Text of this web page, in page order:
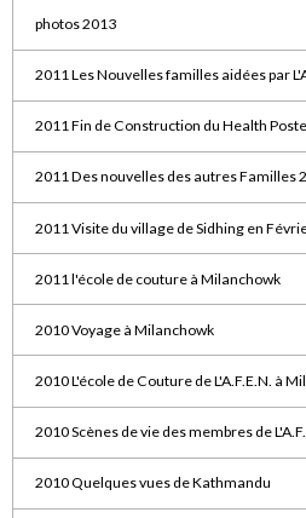
photos 2013
2011 Les Nouvelles familles aidées par
2011 Fin de Construction du Health Poste
2011 Des nouvelles des autres Familles
2011 Visite du village de Sidhing en
2011 l'école de couture à Milanchowk
2010 Voyage à Milanchowk
2010 L'école de Couture de L'A.F.E.N. à
2010 Scènes de vie des membres de
2010 Quelques vues de Kathmandu